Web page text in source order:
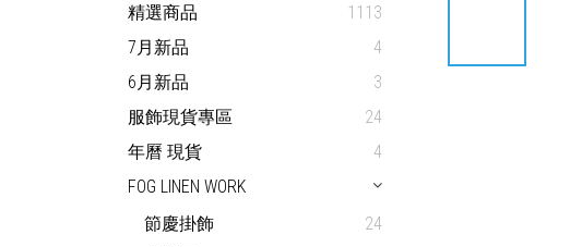
精選商品
1113
7月新品
4
6月新品
3
服飾現貨專區
24
年曆 現貨
4
FOG LINEN WORK
節慶掛飾
24